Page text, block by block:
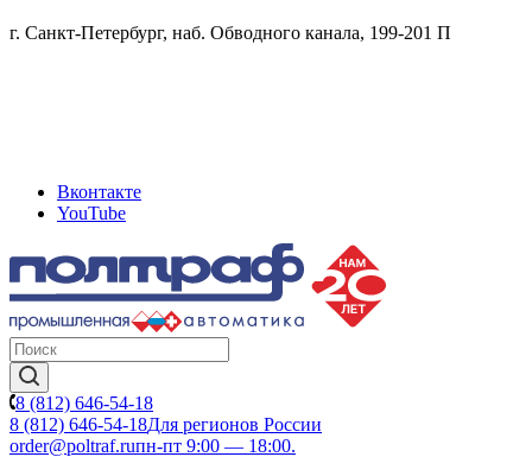
г. Санкт-Петербург, наб. Обводного канала, 199-201 П
Вконтакте
YouTube
8 (812) 646-54-18
8 (812) 646-54-18Для регионов России
order@poltraf.ruпн-пт 9:00 — 18:00.